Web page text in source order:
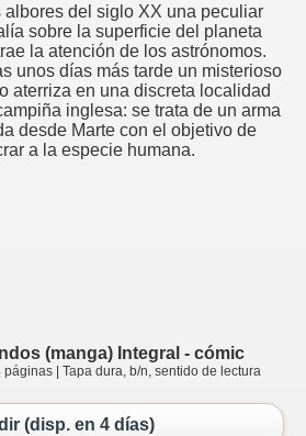
albores del siglo XX una peculiar
sobre la superficie del planeta
la atención de los astrónomos.
unos días más tarde un misterioso
aterriza en una discreta localidad
inglesa: se trata de un arma
desde Marte con el objetivo de
a la especie humana.
(manga) Integral - cómic
| Tapa dura, b/n, sentido de lectura
(disp. en 4 días)